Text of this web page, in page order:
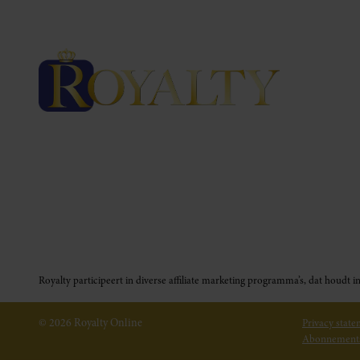
Royalty participeert in diverse affiliate marketing programma’s, dat
© 2026 Royalty Online Privacy